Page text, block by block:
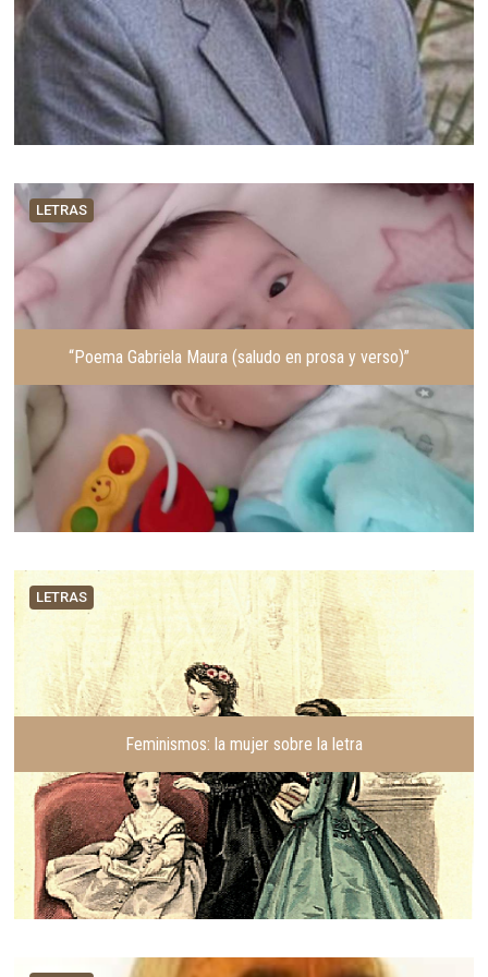
LETRAS
“Poema Gabriela Maura (saludo en prosa y verso)”
LETRAS
Feminismos: la mujer sobre la letra